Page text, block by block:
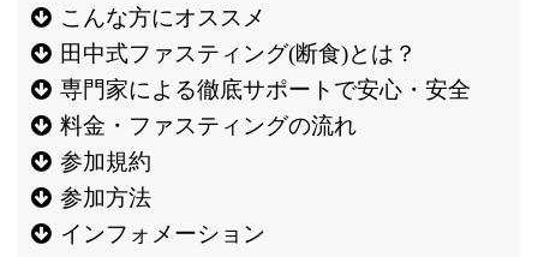
こんな方にオススメ
田中式ファスティング(断食)とは？
専門家による徹底サポートで安心・安全
料金・ファスティングの流れ
参加規約
参加方法
インフォメーション